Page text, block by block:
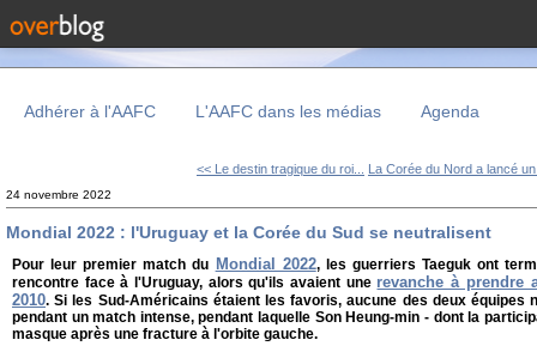
Adhérer à l'AAFC L'AAFC dans les médias Agenda
<< Le destin tragique du roi... La Corée du Nord a lancé
24 novembre 2022
Mondial 2022 : l'Uruguay et la Corée du Sud se neutralisent
Pour leur premier match du Mondial 2022, les guerriers Taeguk ont
rencontre face à l'Uruguay, alors qu'ils avaient une revanche à prendre
2010. Si les Sud-Américains étaient les favoris, aucune des deux équipes
pendant un match intense, pendant laquelle Son Heung-min - dont la
masque après une fracture à l'orbite gauche.